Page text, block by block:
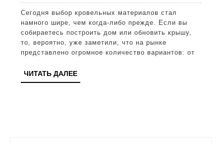
основные
преимущества
и
возможные
Сегодня выбор кровельных материалов стал
намного шире, чем когда-либо прежде. Если вы
собираетесь построить дом или обновить крышу,
то, вероятно, уже заметили, что на рынке
представлено огромное количество вариантов: от
ЧИТАТЬ ДАЛЕЕЧИТАТЬ
ДАЛЕЕ